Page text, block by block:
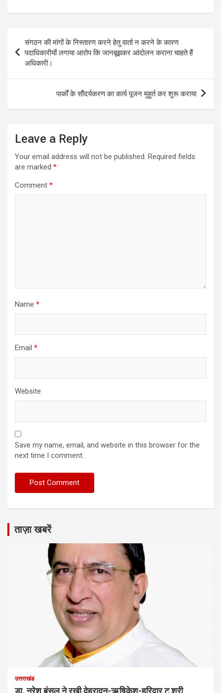
navigation
संगठन की मांगों के निस्तारण करने हेतु वार्ता न करने के कारण
पदाधिकारीयों लगाया आरोप कि जानबूझकर आंदोलन कराना चाहते हैं
अधिकारी।
पार्कों के सौंदर्यकरण का कार्य पूजन मुहुर्त कर शुरू कराया
Leave a Reply
Your email address will not be published. Required fields
are marked *
Comment *
Name *
Email *
Website
Save my name, email, and website in this browser for the
next time I comment.
ताज़ा खबरें
उत्तराखंड
डा. नरेश बंसल ने रखी देहरादून-ऋषिकेश-हरिद्वार टू श्री